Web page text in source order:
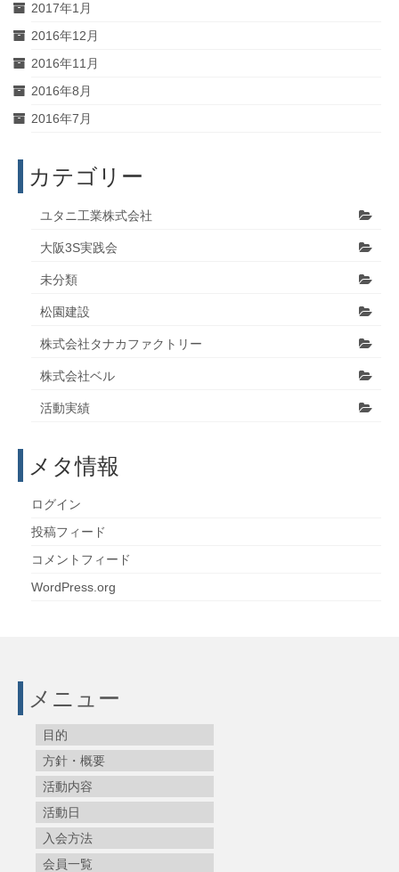
2017年1月
2016年12月
2016年11月
2016年8月
2016年7月
カテゴリー
ユタニ工業株式会社
大阪3S実践会
未分類
松園建設
株式会社タナカファクトリー
株式会社ベル
活動実績
メタ情報
ログイン
投稿フィード
コメントフィード
WordPress.org
メニュー
目的
方針・概要
活動内容
活動日
入会方法
会員一覧